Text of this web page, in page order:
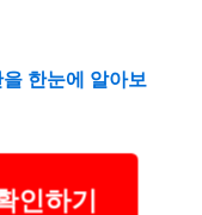
한눈에 알아보
인하기